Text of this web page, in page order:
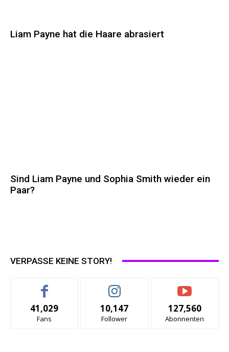
Liam Payne hat die Haare abrasiert
Sind Liam Payne und Sophia Smith wieder ein
Paar?
VERPASSE KEINE STORY!
41,029
Fans
10,147
Follower
127,560
Abonnenten